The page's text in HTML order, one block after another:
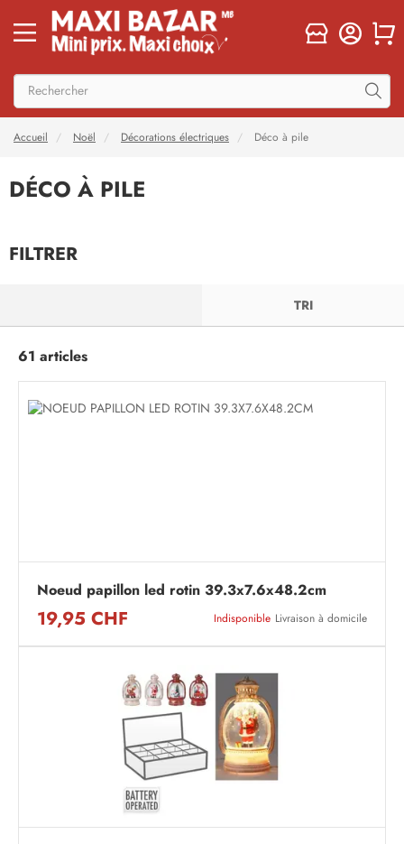
Accueil Noël Décorations électriques Déco à pile
DÉCO À PILE
FILTRER
TRI
Noeud papillon led rotin 39.3x7.6x48.2cm
19,95 CHF Indisponible Livraison à domicile
61 articles